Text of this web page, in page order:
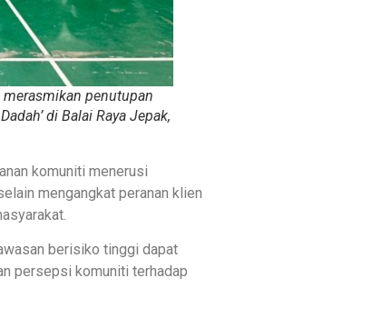
penutupan
di Balai Raya Jepak,
komuniti menerusi
mengangkat peranan klien
berisiko tinggi dapat
persepsi komuniti terhadap